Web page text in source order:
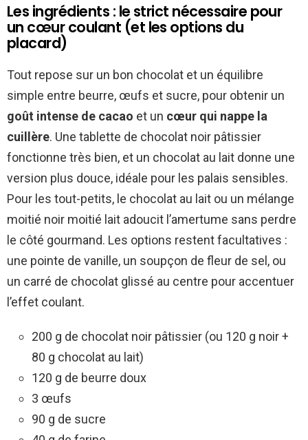
Les ingrédients : le strict nécessaire pour
un cœur coulant (et les options du
placard)
Tout repose sur un bon chocolat et un équilibre
simple entre beurre, œufs et sucre, pour obtenir un
goût intense de cacao et un cœur qui nappe la
cuillère. Une tablette de chocolat noir pâtissier
fonctionne très bien, et un chocolat au lait donne une
version plus douce, idéale pour les palais sensibles.
Pour les tout-petits, le chocolat au lait ou un mélange
moitié noir moitié lait adoucit l’amertume sans perdre
le côté gourmand. Les options restent facultatives :
une pointe de vanille, un soupçon de fleur de sel, ou
un carré de chocolat glissé au centre pour accentuer
l’effet coulant.
200 g de chocolat noir pâtissier (ou 120 g noir +
80 g chocolat au lait)
120 g de beurre doux
3 œufs
90 g de sucre